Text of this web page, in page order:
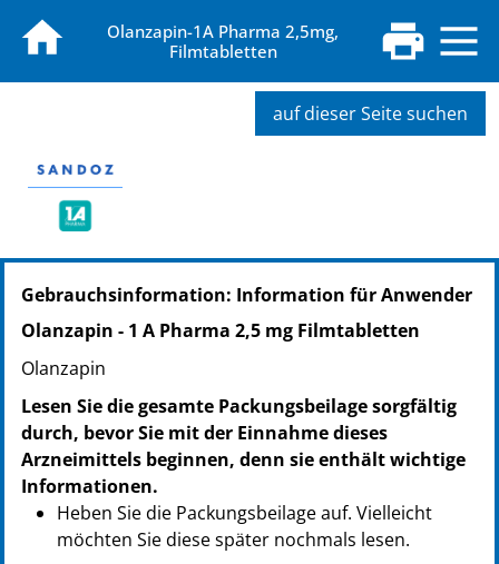
Olanzapin-1A Pharma 2,5mg,
Filmtabletten
auf dieser Seite suchen
PZN: 09064007
PPN: 110906400723
NTIN: 04150090640078
PPN: 110906407127
NTIN: 04150090640719
PZN: 09064131
PPN: 110906413193
NTIN: 04150090641310
Gebrauchsinformation: Information für Anwender
Olanzapin - 1 A Pharma 2,5 mg Filmtabletten
Olanzapin
Lesen Sie die gesamte Packungsbeilage sorgfältig
durch, bevor Sie mit der Einnahme dieses
Arzneimittels beginnen, denn sie enthält wichtige
Informationen.
Heben Sie die Packungsbeilage auf. Vielleicht
möchten Sie diese später nochmals lesen.